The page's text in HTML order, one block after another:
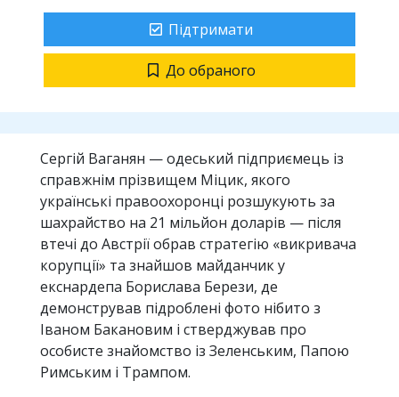
Підтримати
До обраного
Сергій Ваганян — одеський підприємець із
справжнім прізвищем Міцик, якого
українські правоохоронці розшукують за
шахрайство на 21 мільйон доларів — після
втечі до Австрії обрав стратегію «викривача
корупції» та знайшов майданчик у
екснардепа Борислава Берези, де
демонстрував підроблені фото нібито з
Іваном Бакановим і стверджував про
особисте знайомство із Зеленським, Папою
Римським і Трампом.